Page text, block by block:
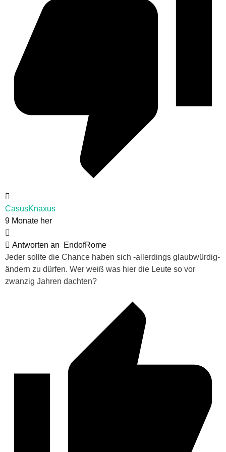
CasusKnaxus
9 Monate her
Antworten an
EndofRome
Jeder sollte die Chance haben sich -allerdings glaubwürdig-
ändern zu dürfen. Wer weiß was hier die Leute so vor
zwanzig Jahren dachten?